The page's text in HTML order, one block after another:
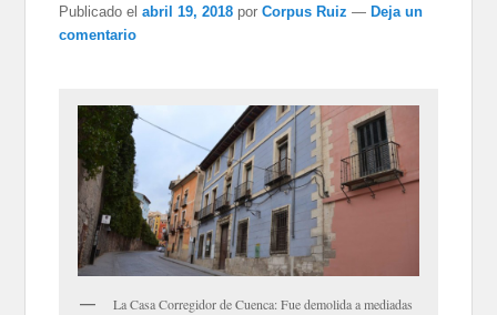
Publicado el abril 19, 2018 porCorpus Ruiz — Deja un
comentario
La Casa Corregidor de Cuenca: Fue demolida a mediadas